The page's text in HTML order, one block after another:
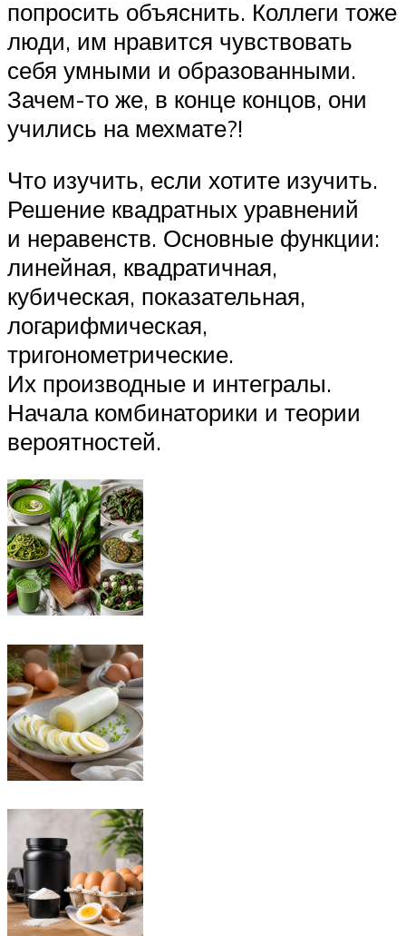
попросить объяснить. Коллеги тоже
люди, им нравится чувствовать
себя умными и образованными.
Зачем-то же, в конце концов, они
учились на мехмате?!
Что изучить, если хотите изучить.
Решение квадратных уравнений
и неравенств. Основные функции:
линейная, квадратичная,
кубическая, показательная,
логарифмическая,
тригонометрические.
Их производные и интегралы.
Начала комбинаторики и теории
вероятностей.